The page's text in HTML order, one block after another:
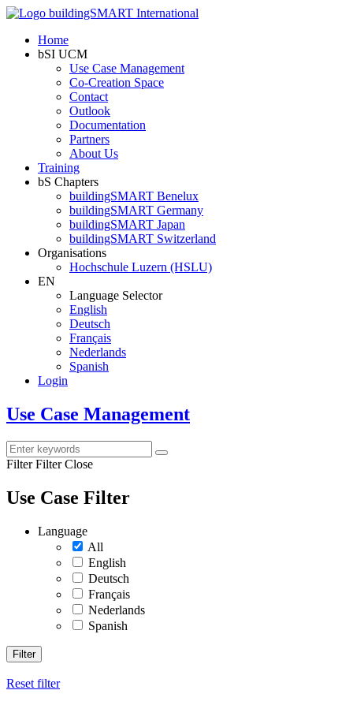
Home
bSI UCM
Use Case Management
Co-Creation Space
Contact
Outlook
Documentation
Partners
About Us
Training
bS Chapters
buildingSMART Benelux
buildingSMART Germany
buildingSMART Japan
buildingSMART Switzerland
Organisations
Hochschule Luzern (HSLU)
EN
Language Selector
English
Deutsch
Français
Nederlands
Spanish
Login
Use Case Management
Filter Filter Close
Use Case Filter
Language
All
English
Deutsch
Français
Nederlands
Spanish
Filter
Reset filter